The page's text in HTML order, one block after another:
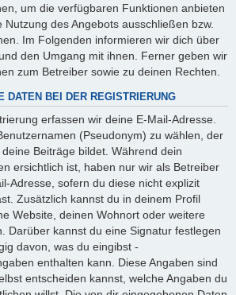
um die verfügbaren Funktionen anbieten
des Angebots ausschließen bzw.
Im Folgenden informieren wir dich über
den Umgang mit ihnen. Ferner geben wir
zum Betreiber sowie zu deinen Rechten.
DATEN BEI DER REGISTRIERUNG
erfassen wir deine E-Mail-Adresse.
(Pseudonym) zu wählen, der
Beiträge bildet. Während dein
ersichtlich ist, haben nur wir als Betreiber
Adresse, sofern du diese nicht explizit
Zusätzlich kannst du in deinem Profil
Website, deinen Wohnort oder weitere
Darüber kannst du eine Signatur festlegen
davon, was du eingibst -
enthalten kann. Diese Angaben sind
entscheiden kannst, welche Angaben du